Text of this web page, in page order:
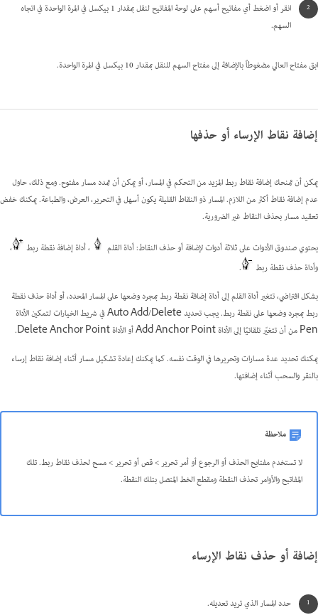
انقر أو اضغط أي مفاتيح أسهم على لوحة المفاتيح لنقل بمقدار 1 بيكسل في المرة الواحدة في اتجاه
السهم.
ابق مفتاح العالي مضغوطاً بالإضافة إلى مفتاح السهم للنقل بمقدار 10 بيكسل في المرة الواحدة.
إضافة نقاط الإرساء أو حذفها
يمكن أن تمنحك إضافة نقاط ربط المزيد من التحكم في المسار، أو يمكن أن تمدد مسار مفتوح. ومع ذلك، حاول
عدم إضافة نقاط أكثر من اللازم. المسار ذو النقاط القليلة يكون أسهل في التحرير، العرض، والطباعة. يمكنك خفض
تعقيد مسار بحذف النقاط غير الضرورية.
يحتوي صندوق الأدوات على ثلاثة أدوات لإضافة أو حذف النقاط: أداة القلم
، أداة إضافة نقطة ربط
،
وأداة حذف نقطة ربط
.
بشكل افتراضي، تتغير أداة القلم إلى أداة إضافة نقطة ربط بمجرد وضعها على المسار المحدد، أو أداة حذف نقطة
ربط بمجرد وضعها على نقطة ربط. يجب تحديد Auto Add/Delete في شريط الخيارات لتمكين الأداة
Pen من أن تتغيّر تلقائيًا إلى الأداة Add Anchor Point أو الأداة Delete Anchor Point.
يمكنك تحديد عدة مسارات وتحريرها في الوقت نفسه. كما يمكنك إعادة تشكيل مسار أثناء إضافة نقاط إرساء
بالنقر والسحب أثناء إضافتها.
ملاحظة
لا تستخدم مفتايح الحذف أو الرجوع أو أمر تحرير > قص أو تحرير > مسح لحذف نقاط ربط. تلك
المفاتيح والأوامر تحذف النقطة ومقطع الخط المتصل بتلك النقطة.
إضافة أو حذف نقاط الإرساء
حدد المسار الذي تريد تعديله.